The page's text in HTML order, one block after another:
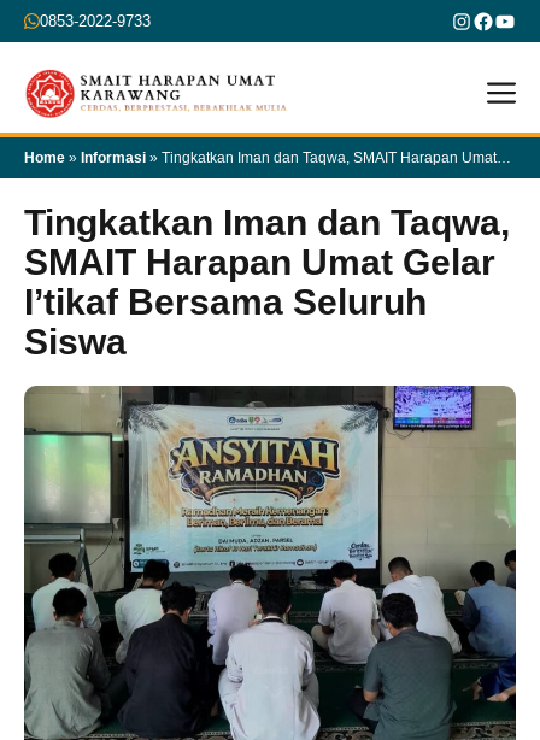
Skip
to
content
0853-2022-9733
Home » Informasi » Tingkatkan Iman dan Taqwa, SMAIT Harapan Umat
Gelar I’tikaf Bersama Seluruh Siswa
Tingkatkan Iman dan Taqwa,
SMAIT Harapan Umat Gelar
I’tikaf Bersama Seluruh
Siswa